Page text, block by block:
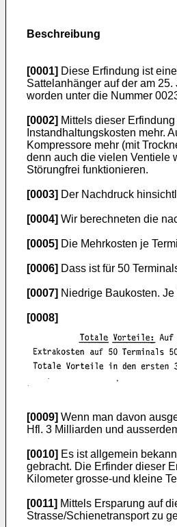
Beschreibung
[0001] Diese Erfindung ist
Sattelanhänger auf der am
worden unter die Nummer
[0002] Mittels dieser
Instandhaltungskosten mehr.
Kompressore mehr (mit
denn auch die vielen Ventiele
Störungfrei funktionieren.
[0003] Der Nachdruck
[0004] Wir berechneten die
[0005] Die Mehrkosten je
[0006] Dass ist für 50
[0007] Niedrige Baukosten.
[0008]
[0009] Wenn man davon
Hfl. 3 Milliarden und
[0010] Es ist allgemein
gebracht. Die Erfinder dieser
Kilometer grosse-und kleine
[0011] Mittels Ersparung auf
Strasse/Schienetransport zu